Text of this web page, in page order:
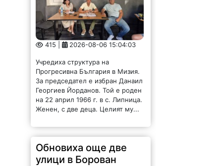
415 | 2026-08-06 15:04:03
Учредиха структура на
Прогресивна България в Мизия.
За председател е избран Данаил
Георгиев Йорданов. Той е роден
на 22 април 1966 г. в с. Липница.
Женен, с две деца. Целият му...
Обновиха още две
улици в Борован